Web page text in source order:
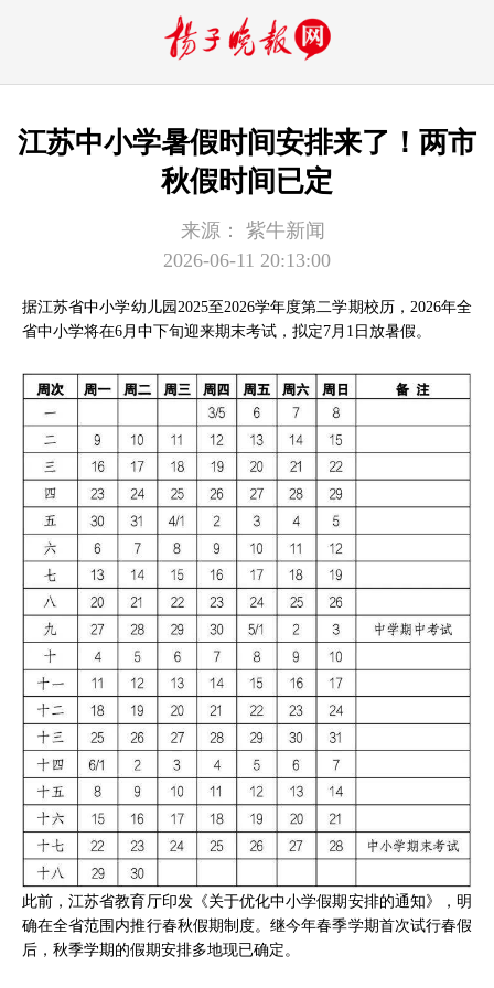
江苏中小学暑假时间安排来了！两市
秋假时间已定
来源：
紫牛新闻
2026-06-11 20:13:00
据江苏省中小学幼儿园2025至2026学年度第二学期校历，2026年全
省中小学将在6月中下旬迎来期末考试，拟定7月1日放暑假。
此前，江苏省教育厅印发《关于优化中小学假期安排的通知》，明
确在全省范围内推行春秋假期制度。继今年春季学期首次试行春假
后，秋季学期的假期安排多地现已确定。